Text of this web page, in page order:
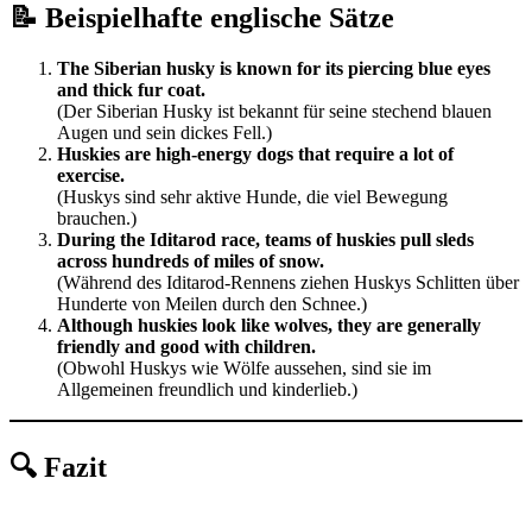
📝 Beispielhafte englische Sätze
The Siberian husky is known for its piercing blue eyes
and thick fur coat.
(Der Siberian Husky ist bekannt für seine stechend blauen
Augen und sein dickes Fell.)
Huskies are high-energy dogs that require a lot of
exercise.
(Huskys sind sehr aktive Hunde, die viel Bewegung
brauchen.)
During the Iditarod race, teams of huskies pull sleds
across hundreds of miles of snow.
(Während des Iditarod-Rennens ziehen Huskys Schlitten über
Hunderte von Meilen durch den Schnee.)
Although huskies look like wolves, they are generally
friendly and good with children.
(Obwohl Huskys wie Wölfe aussehen, sind sie im
Allgemeinen freundlich und kinderlieb.)
🔍 Fazit